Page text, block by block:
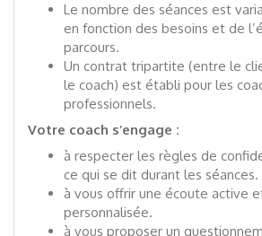
Le nombre des séances est
en fonction des besoins et de
parcours.
Un contrat tripartite (entre le
le coach) est établi pour les
professionnels.
Votre coach s’engage :
à respecter les règles de
ce qui se dit durant les séances.
à vous offrir une écoute active
personnalisée.
à vous proposer un